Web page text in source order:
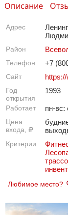
Описание
Адрес
Район
Телефон +7
Сайт
Год
открытия
1993
Работает пн-вс:
Цена
входа,
Критерии
Любимое место?